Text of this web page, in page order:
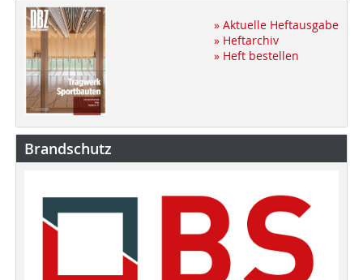
» Aktuelle Heftausgabe
» Heftarchiv
» Heft bestellen
Brandschutz